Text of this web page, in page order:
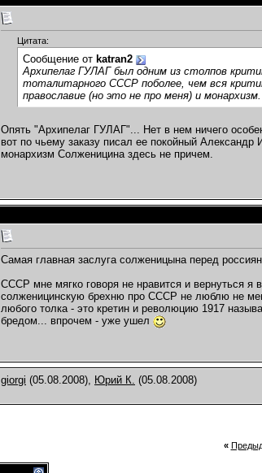
Цитата:
Сообщение от katran2
Архипелаг ГУЛАГ был одним из столпов
тоталитарного СССР поболее, чем вся
православие (но это не про меня) и монархизм.
Опять "Архипелаг ГУЛАГ"... Нет в нем ничего
вот по чьему заказу писал ее покойный Александр
монархизм Солженицина здесь не причем.
Самая главная заслуга солженицына перед
СССР мне мягко говоря не нравится и вернуться
солженицинскую брехню про СССР не люблю не
любого толка - это кретин и революцию 1917
бредом... впрочем - уже ушел
giorgi (05.08.2008), Юрий К. (05.08.2008)
«